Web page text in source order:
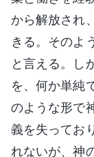
から解放され
きる。そのよ
と言える。し
を、何か単純
のような形で
義を失ってお
れないが、神